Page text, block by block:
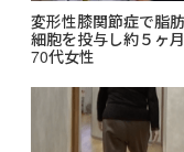
変形性膝関節症で脂
細胞を投与し約５ヶ
70代女性